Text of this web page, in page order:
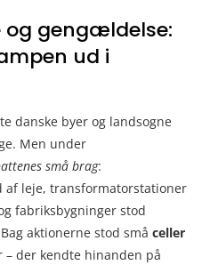
og gengældelse:
ud i
danske byer og landsogne
Men under
små brag:
af leje, transformatorstationer
fabriksbygninger stod
aktionerne stod små celler
der kendte hinanden på